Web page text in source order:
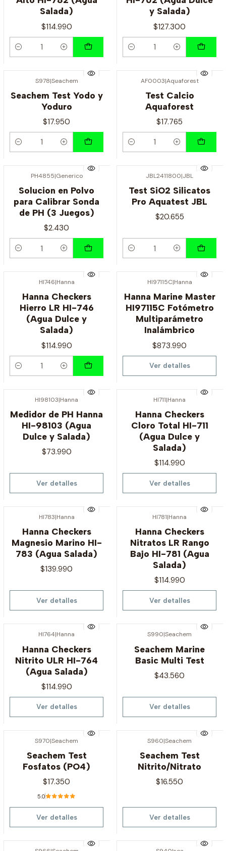
Salada)
$114.990
Cantidad
y Salada)
$127.300
Cantidad
S978|Seachem
Seachem Test Yodo y
Yoduro
$17.950
Cantidad
AF0003|Aquaforest
Test Calcio
Aquaforest
$17.765
Cantidad
PH4855|Generico
Solucion en Polvo
para Calibrar Sonda
de PH (3 Juegos)
$2.430
Cantidad
JBL2411800|JBL
Test SiO2 Silicatos
Pro Aquatest JBL
$20.655
Cantidad
HI746|Hanna
Hanna Checkers
Hierro LR HI-746
(Agua Dulce y
Salada)
$114.990
Cantidad
HI97115C|Hanna
Hanna Marine Master
HI97115C Fotómetro
Multiparámetro
Inalámbrico
$873.990
Ver detalles
HI98103|Hanna
Medidor de PH Hanna
HI-98103 (Agua
Dulce y Salada)
$73.990
Ver detalles
HI711|Hanna
Hanna Checkers
Cloro Total HI-711
(Agua Dulce y
Salada)
$114.990
Ver detalles
HI783|Hanna
Hanna Checkers
Magnesio Marino HI-
783 (Agua Salada)
$139.990
Ver detalles
HI781|Hanna
Hanna Checkers
Nitratos LR Rango
Bajo HI-781 (Agua
Salada)
$114.990
Ver detalles
HI764|Hanna
Hanna Checkers
Nitrito ULR HI-764
(Agua Salada)
$114.990
Ver detalles
S990|Seachem
Seachem Marine
Basic Multi Test
$43.560
Ver detalles
S970|Seachem
Seachem Test
Fosfatos (PO4)
$17.350
5.0
Ver detalles
S960|Seachem
Seachem Test
Nitrito/Nitrato
$16.550
Ver detalles